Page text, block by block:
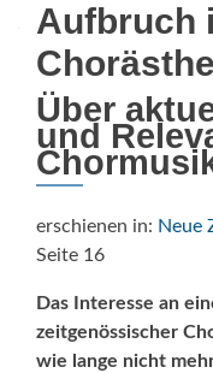
Aufbruch
Über
und
erschienen in: Neue
Seite 16
Das Interesse an
zeitgenössischer
wie lange nicht